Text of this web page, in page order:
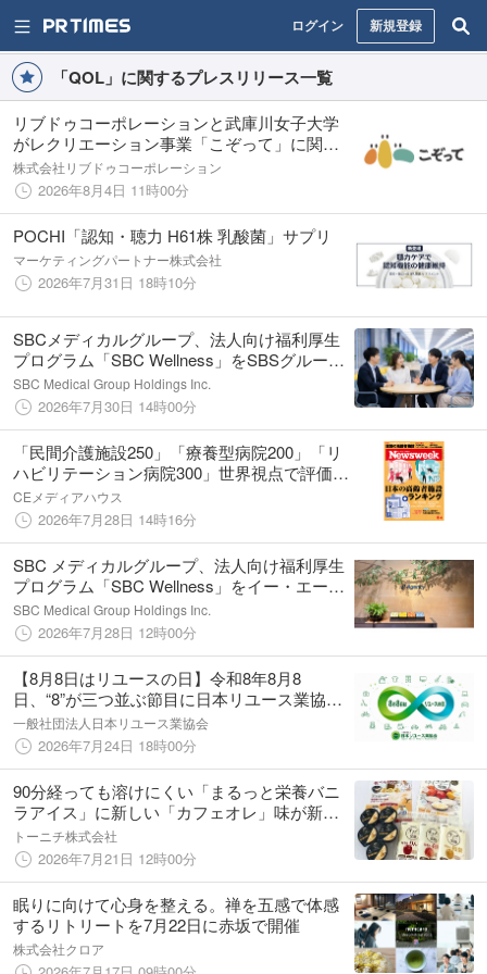
ログイン 新規登録
「QOL」に関するプレスリリース一覧
リブドゥコーポレーションと武庫川女子大学
がレクリエーション事業「こぞって」に関す
る産学共同研究を開始
株式会社リブドゥコーポレーション
2026年8月4日 11時00分
POCHI「認知・聴力 H61株 乳酸菌」サプリ
マーケティングパートナー株式会社
2026年7月31日 18時10分
SBCメディカルグループ、法人向け福利厚生
プログラム「SBC Wellness」をSBSグループ
に提供開始
SBC Medical Group Holdings Inc.
2026年7月30日 14時00分
「民間介護施設250」「療養型病院200」「リ
ハビリテーション病院300」世界視点で評価さ
れた日本の施設を一挙紹介する『日本の高齢
者施設ランキング』ニューズウィーク日本版
8/4号は好評発売中！
CEメディアハウス
2026年7月28日 14時16分
SBC メディカルグループ、法人向け福利厚生
プログラム「SBC Wellness」をイー・エージ
ェンシー社に提供開始
SBC Medical Group Holdings Inc.
2026年7月28日 12時00分
【8月8日はリユースの日】令和8年8月8
日、“8”が三つ並ぶ節目に日本リユース業協会
が新キービジュアルを公開
一般社団法人日本リユース業協会
2026年7月24日 18時00分
90分経っても溶けにくい「まるっと栄養バニ
ラアイス」に新しい「カフェオレ」味が新登
場。“美味しいから続けられる”栄養補給の選
択肢を拡充。
トーニチ株式会社
2026年7月21日 12時00分
眠りに向けて心身を整える。禅を五感で体感
するリトリートを7月22日に赤坂で開催
株式会社クロア